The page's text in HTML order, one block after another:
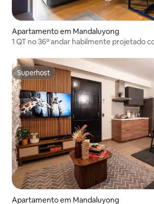
Apartamento em Mandaluyong
1 QT no 36º andar habilmente projetado
Superhost
Superhost
Apartamento em Mandaluyong